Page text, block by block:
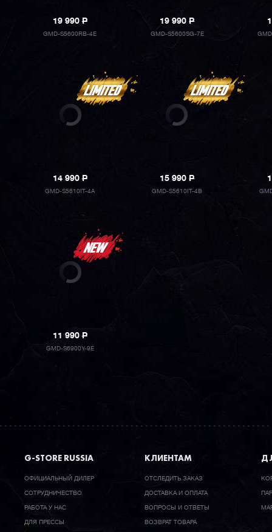
19 990P
GMD-S5600RB-4E
19 990P
GMD-S5600SG-7E
14 990P
GMD-S5610IT-4A
15 990P
GMD-S5610IT-4B
11 990P
GMD-S6900Y-9E
G-STORE RUSSIA
ОФИЦИАЛЬНЫЙ ДИЛЕР
CОТРУДНИЧЕСТВО
РАБОТА У НАС
ДЛЯ ПРЕССЫ
КЛИЕНТАМ
ОТСЛЕДИТЬ ЗАКАЗ
ДОСТАВКА И ОПЛАТА
ВОПРОСЫ И ОТВЕТЫ
ВОЗВРАТ ТОВАРА